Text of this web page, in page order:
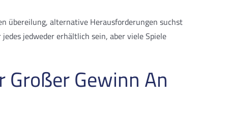
übereilung, alternative Herausforderungen suchst
jedweder erhältlich sein, aber viele Spiele
Großer Gewinn An